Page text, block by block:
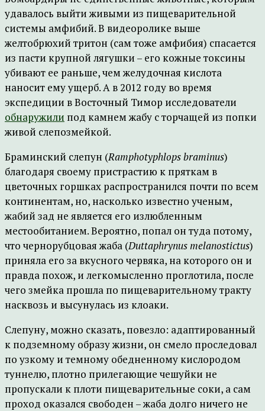
удавалось выйти живыми из пищеварительной
системы амфибий. В видеоролике выше
желтобрюхий тритон (сам тоже амфибия) спасается
из пасти крупной лягушки – его кожные токсины
убивают ее раньше, чем желудочная кислота
наносит ему ущерб. А в 2012 году во время
экспедиции в Восточный Тимор исследователи
обнаружили под камнем жабу с торчащей из попки
живой слепозмейкой.
Браминский слепун (Ramphotyphlops braminus)
благодаря своему пристрастию к пряткам в
цветочных горшках распространился почти по всем
континентам, но, насколько известно ученым,
жабий зад не является его излюбленным
местообитанием. Вероятно, попал он туда потому,
что чернорубцовая жаба (Duttaphrynus melanostictus)
приняла его за вкусного червяка, на которого он и
правда похож, и легкомысленно проглотила, после
чего змейка прошла по пищеварительному тракту
насквозь и высунулась из клоаки.
Слепуну, можно сказать, повезло: адаптированный
к подземному образу жизни, он смело проследовал
по узкому и темному обедненному кислородом
туннелю, плотно прилегающие чешуйки не
пропускали к плоти пищеварительные соки, а сам
проход оказался свободен – жаба долго ничего не